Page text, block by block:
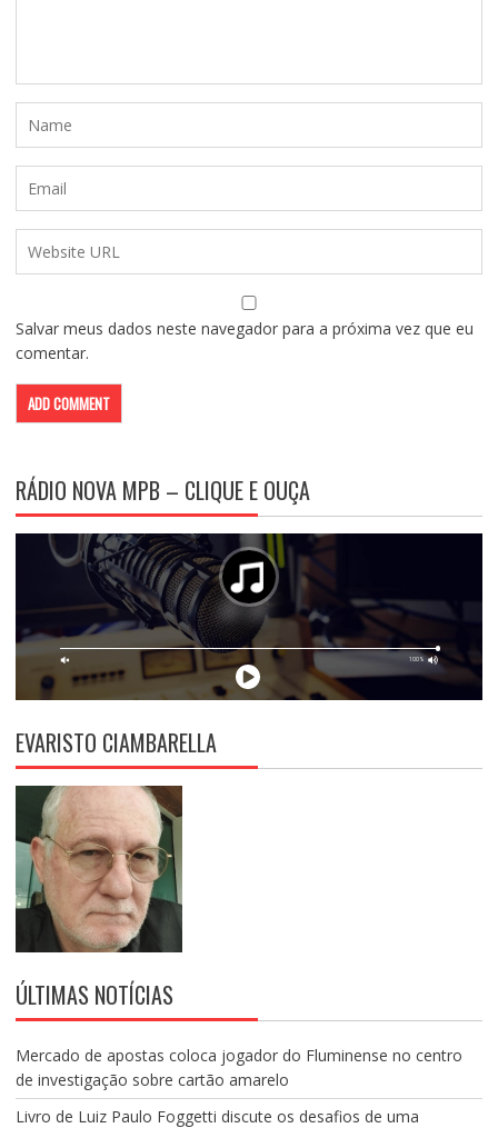
Salvar meus dados neste navegador para a próxima vez que eu
comentar.
RÁDIO NOVA MPB – CLIQUE E OUÇA
EVARISTO CIAMBARELLA
ÚLTIMAS NOTÍCIAS
Mercado de apostas coloca jogador do Fluminense no centro
de investigação sobre cartão amarelo
Livro de Luiz Paulo Foggetti discute os desafios de uma